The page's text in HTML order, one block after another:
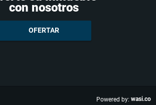
con nosotros
OFERTAR
Powered by: wasi.co